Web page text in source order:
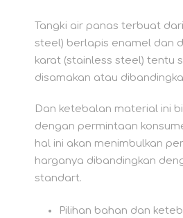
Tangki air panas terbuat
steel) berlapis enamel dan
karat (stainless steel) tentu
disamakan atau
Dan ketebalan material ini
dengan permintaan
hal ini akan menimbulkan
harganya dibandingkan
standart.
Pilihan bahan dan